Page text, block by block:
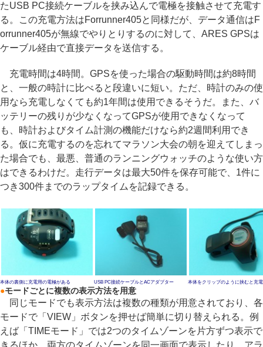
たUSB PC接続ケーブルを挟み込んで電極を接触させて充電す
る。この充電方法はForrunner405と同様だが、データ通信はF
orrunner405が無線でやりとりするのに対して、ARES GPSは
ケーブル経由で直接データを送信する。
充電時間は4時間。GPSを使った場合の駆動時間は約8時間
と、一般の時計に比べると段違いに短い。ただ、時計のみの使
用なら充電しなくても約1年間は使用できるそうだ。また、バ
ッテリーの残りが少なくなってGPSが使用できなくなって
も、時計およびタイム計測の機能だけなら約2週間利用でき
る。仮に充電するのを忘れてマラソン大会の朝を迎えてしまっ
た場合でも、最悪、普通のランニングウォッチのような使い方
はできるわけだ。走行データは最大50件を保存可能で、1件に
つき300件までのラップタイムを記録できる。
本体の裏側に充電用の電極がある USB PC接続ケーブルとACアダプター 本体をクリップのように挟むと充
●モードごとに複数の表示方法を用意
同じモードでも表示方法は複数の種類が用意されており、各
モードで「VIEW」ボタンを押せば簡単に切り替えられる。例
えば「TIMEモード」では2つのタイムゾーンを片方ずつ表示で
きるほか、両方のタイムゾーンを同一画面で表示したり、アラ